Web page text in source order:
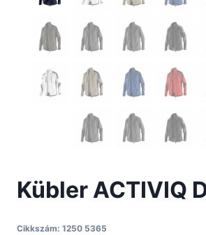
Kübler ACTIVIQ
Cikkszám: 1250 5365